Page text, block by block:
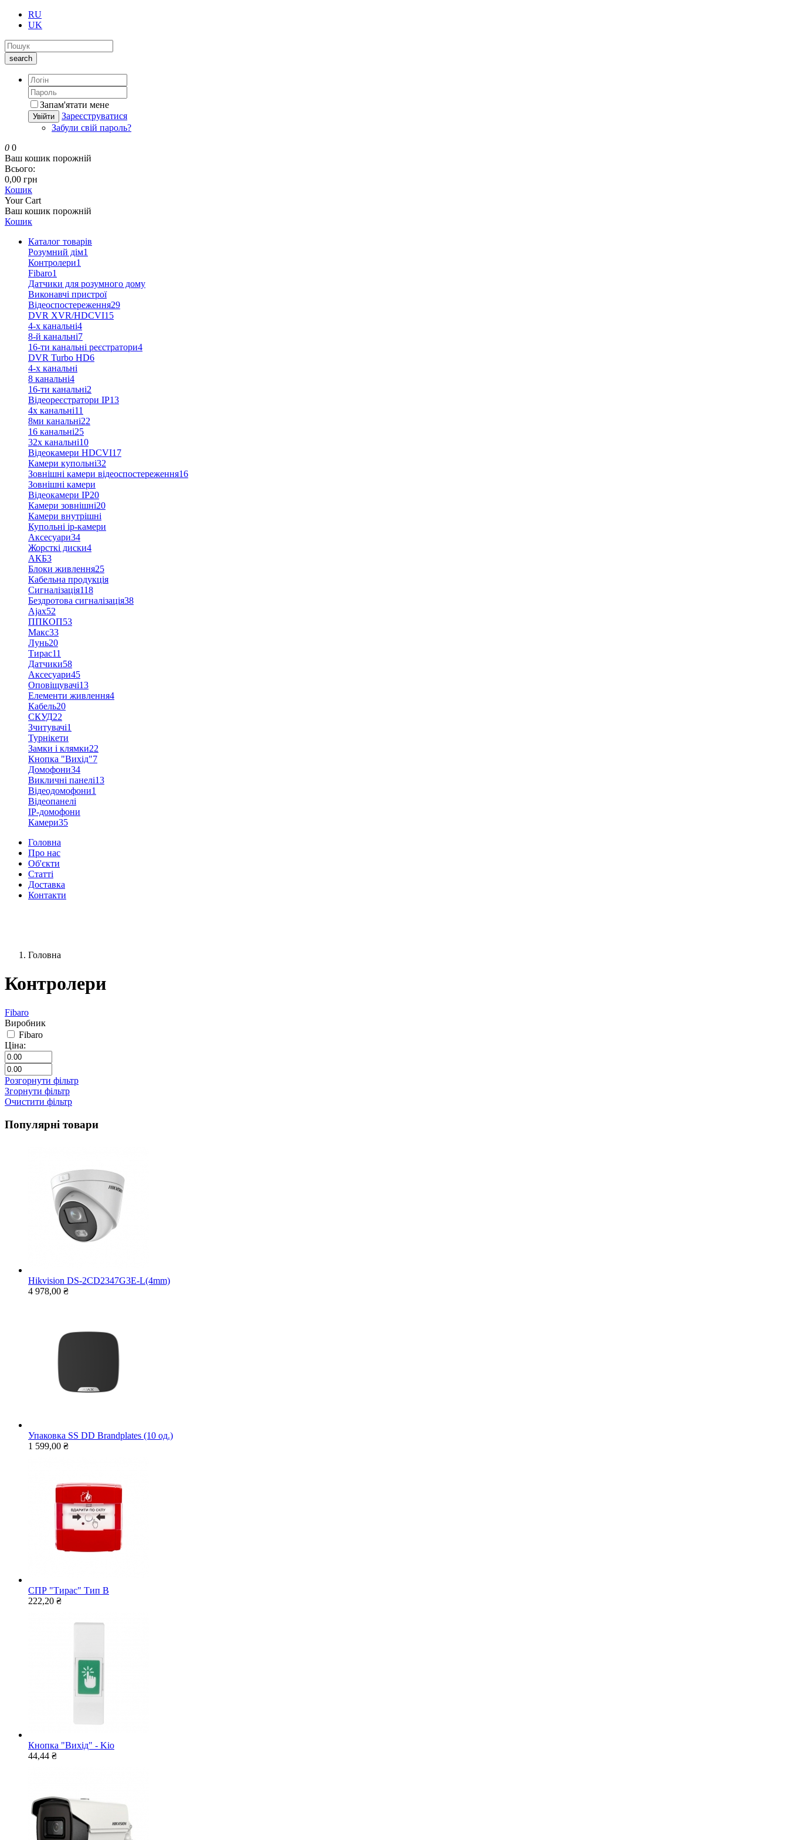
RU
UK
search
Запам'ятати мене
Увійти
Зареєструватися
Забули свій пароль?
0 0
Ваш кошик порожній
Всього:
0,00 грн
Кошик
Your Cart
Ваш кошик порожній
Кошик
Каталог товарів
Розумний дім1
Контролери1
Fibaro1
Датчики для розумного дому
Виконавчі пристрої
Відеоспостереження29
DVR XVR/HDCVI15
4-x канальні4
8-й канальні7
16-ти канальні реєстратори4
DVR Turbo HD6
4-х канальні
8 канальні4
16-ти канальні2
Відеореєстратори IP13
4х канальні11
8ми канальні22
16 канальні25
32x канальні10
Відеокамери HDCVI17
Камери купольні32
Зовнішні камери відеоспостереження16
Зовнішні камери
Відеокамери IP20
Камери зовнішні20
Камери внутрішні
Купольні ip-камери
Аксесуари34
Жорсткі диски4
АКБ3
Блоки живлення25
Кабельна продукція
Сигналізація118
Бездротова сигналізація38
Ajax52
ППКОП53
Макс33
Лунь20
Тирас11
Датчики58
Аксесуари45
Оповіщувачі13
Елементи живлення4
Кабель20
СКУД22
Зчитувачі1
Турнікети
Замки і клямки22
Кнопка "Вихід"7
Домофони34
Викличні панелі13
Відеодомофони1
Відеопанелі
IP-домофони
Камери35
Головна
Про нас
Об'єкти
Статті
Доставка
Контакти
Головна
Контролери
Fibaro
Виробник
Fibaro
Ціна:
Розгорнути фільтр
Згорнути фільтр
Очистити фільтр
Популярні товари
Hikvision DS-2CD2347G3E-L(4mm)
4 978,00 ₴
Упаковка SS DD Brandplates (10 од.)
1 599,00 ₴
СПР "Тирас" Тип В
222,20 ₴
Кнопка "Вихід" - Kio
44,44 ₴